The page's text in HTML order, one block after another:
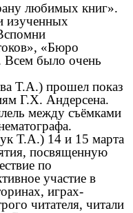
любимых книг».
изученных
«Бюро
Всем было очень
Т.А.) прошел показ
Г.Х. Андерсена.
между съёмками
Т.А.) 14 и 15 марта
посвященную
по
участие в
играх-
читателя, читали